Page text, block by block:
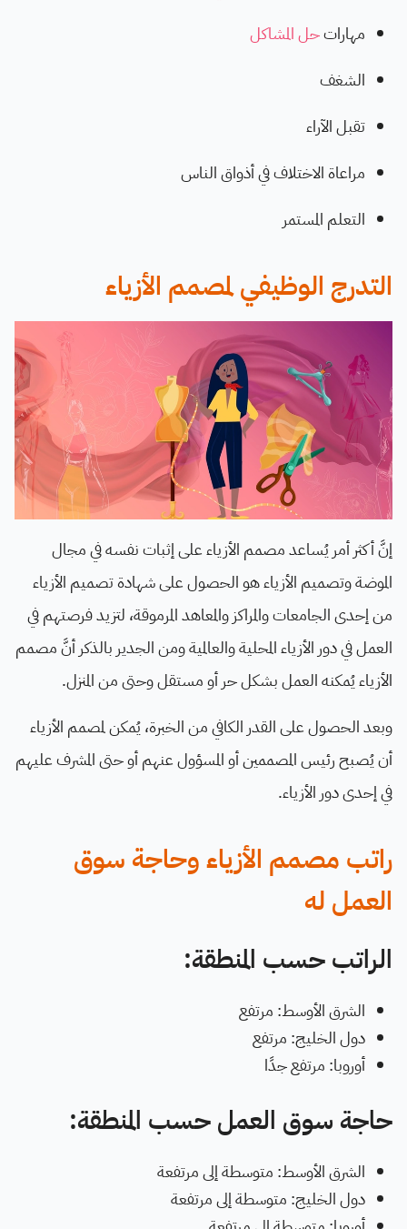
مهاراتحل المشاكل
الشغف
تقبل الآراء
مراعاة الاختلاف في أذواق الناس
التعلم المستمر
التدرج الوظيفي لمصمم الأزياء
إنَّ أكثر أمر يُساعد مصمم الأزياء على إثبات نفسه في مجال
الموضة وتصميم الأزياء هو الحصول على شهادة تصميم الأزياء
من إحدى الجامعات والمراكز والمعاهد المرموقة، لتزيد فرصتهم في
العمل في دور الأزياء المحلية والعالمية ومن الجدير بالذكر أنَّ مصمم
الأزياء يُمكنه العمل بشكل حر أو مستقل وحتى من المنزل.
وبعد الحصول على القدر الكافي من الخبرة، يُمكن لمصمم الأزياء
أن يُصبح رئيس المصممين أو المسؤول عنهم أو حتى المشرف عليهم
في إحدى دور الأزياء.
راتب مصمم الأزياء وحاجة سوق
العمل له
الراتب حسب المنطقة:
الشرق الأوسط: مرتفع
دول الخليج: مرتفع
أوروبا: مرتفع جدًا
حاجة سوق العمل حسب المنطقة:
الشرق الأوسط: متوسطة إلى مرتفعة
دول الخليج: متوسطة إلى مرتفعة